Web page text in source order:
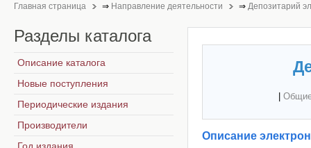
Главная страница ⇒ Направление деятельности ⇒ Депозитарий
Описание
Разделы каталога
Описание каталога
Новые поступления
Периодические издания
Производители